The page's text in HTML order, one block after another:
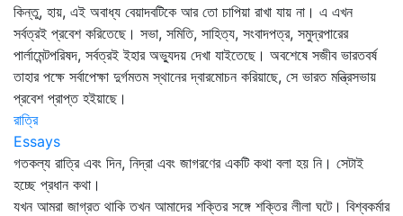
কিন্তু, হায়, এই অবাধ্য বেয়াদবটিকে আর তো চাপিয়া রাখা যায় না। এ এখন
সর্বত্রই প্রবেশ করিতেছে। সভা, সমিতি, সাহিত্য, সংবাদপত্র, সমুদ্রপারের
পার্লামেন্টপরিষদ, সর্বত্রই ইহার অভ্যুদয় দেখা যাইতেছে। অবশেষে সজীব ভারতবর্ষ
তাহার পক্ষে সর্বাপেক্ষা দুর্গমতম স্থানের দ্বারমোচন করিয়াছে, সে ভারত মন্ত্রিসভায়
প্রবেশ প্রাপ্ত হইয়াছে।
রাত্রি
Essays
গতকল্য রাত্রি এবং দিন, নিদ্রা এবং জাগরণের একটি কথা বলা হয় নি। সেটাই
হচ্ছে প্রধান কথা।
যখন আমরা জাগ্রত থাকি তখন আমাদের শক্তির সঙ্গে শক্তির লীলা ঘটে। বিশ্বকর্মার